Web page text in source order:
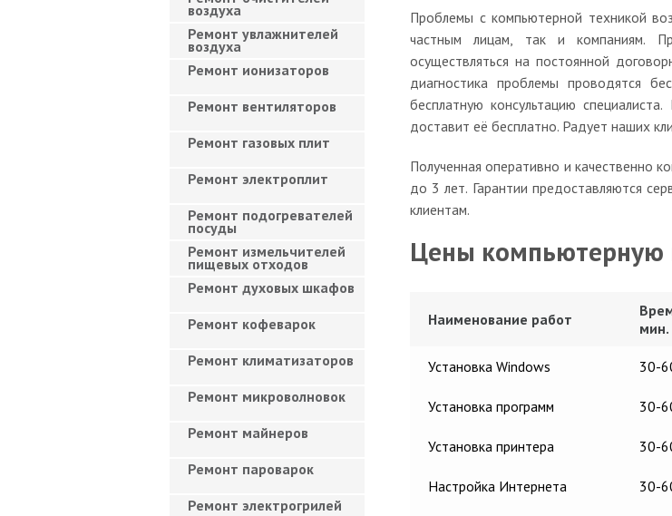
Проблемы с компьютерной техникой
частным лицам, так и компаниям.
осуществляться на постоянной
диагностика проблемы проводятся
бесплатную консультацию
доставит её бесплатно. Радует наших
Полученная оперативно и качественно
до 3 лет. Гарантии предоставляются
клиентам.
Цены
Наименование работ
мин.
Установка Windows 30-
Установка программ 30-
Установка принтера 30-
Настройка Интернета 30-
воздуха
Ремонт увлажнителей
воздуха
Ремонт ионизаторов
Ремонт вентиляторов
Ремонт газовых плит
Ремонт электроплит
Ремонт подогревателей
посуды
Ремонт измельчителей
пищевых отходов
Ремонт духовых шкафов
Ремонт кофеварок
Ремонт климатизаторов
Ремонт микроволновок
Ремонт майнеров
Ремонт пароварок
Ремонт электрогрилей